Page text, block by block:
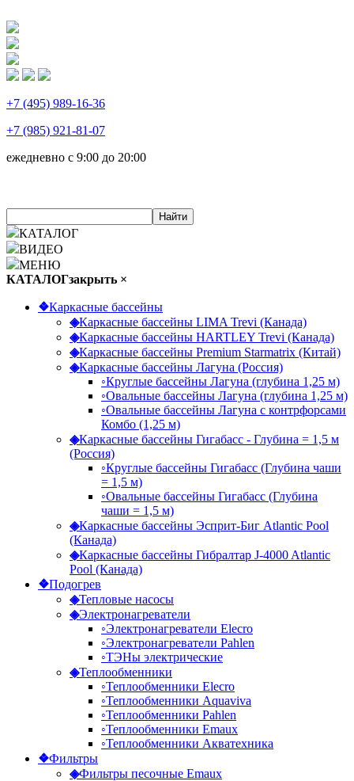
+7 (495) 989-16-36
+7 (985) 921-81-07
ежедневно с 9:00 до 20:00
Найти
КАТАЛОГ
ВИДЕО
МЕНЮ
КАТАЛОГзакрыть ×
❖Каркасные бассейны
◈Каркасные бассейны LIMA Trevi (Канада)
◈Каркасные бассейны HARTLEY Trevi (Канада)
◈Каркасные бассейны Premium Starmatrix (Китай)
◈Каркасные бассейны Лагуна (Россия)
◦Круглые бассейны Лагуна (глубина 1,25 м)
◦Овальные бассейны Лагуна (глубина 1,25 м)
◦Овальные бассейны Лагуна с контрфорсами
Комбо (1,25 м)
◈Каркасные бассейны Гигабасс - Глубина = 1,5 м
(Россия)
◦Круглые бассейны Гигабасс (Глубина чаши
= 1,5 м)
◦Овальные бассейны Гигабасс (Глубина
чаши = 1,5 м)
◈Каркасные бассейны Эсприт-Биг Atlantic Pool
(Канада)
◈Каркасные бассейны Гибралтар J-4000 Atlantic
Pool (Канада)
❖Подогрев
◈Тепловые насосы
◈Электронагреватели
◦Электронагреватели Elecro
◦Электронагреватели Pahlen
◦ТЭНы электрические
◈Теплообменники
◦Теплообменники Elecro
◦Теплообменники Aquaviva
◦Теплообменники Pahlen
◦Теплообменники Emaux
◦Теплообменники Акватехника
❖Фильтры
◈Фильтры песочные Emaux